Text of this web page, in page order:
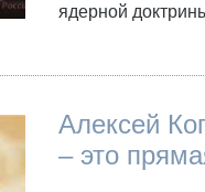
ядерной
Алексей
– это